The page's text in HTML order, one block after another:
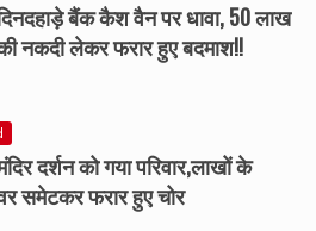
बैंक कैश वैन पर धावा, 50 लाख
नकदी लेकर फरार हुए बदमाश!!
दर्शन को गया परिवार,लाखों के
समेटकर फरार हुए चोर